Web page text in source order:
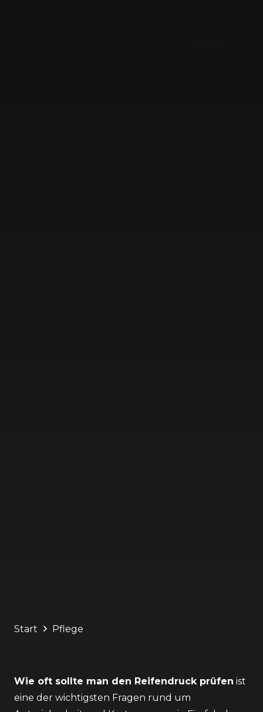
Start Pflege
Wie oft sollte man den Reifendruck prüfen ist
eine der wichtigsten Fragen rund um